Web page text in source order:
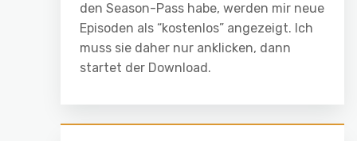
den Season-Pass habe, werden mir neue
Episoden als “kostenlos” angezeigt. Ich
muss sie daher nur anklicken, dann
startet der Download.